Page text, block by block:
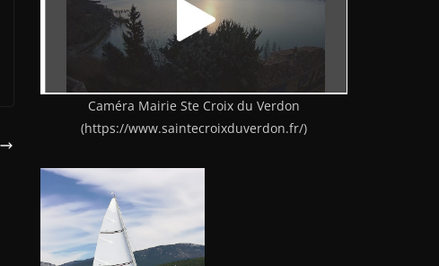
Caméra Mairie Ste Croix du Verdon
(https://www.saintecroixduverdon.fr/)